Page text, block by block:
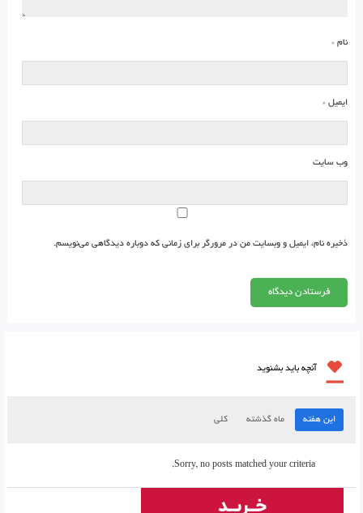
نام *
ایمیل *
وب‌ سایت
ذخیره نام، ایمیل و وبسایت من در مرورگر برای زمانی که دوباره دیدگاهی می‌نویسم.
آنچه باید بشنوید
این هفته ماه گذشته کلی
Sorry, no posts matched your criteria.